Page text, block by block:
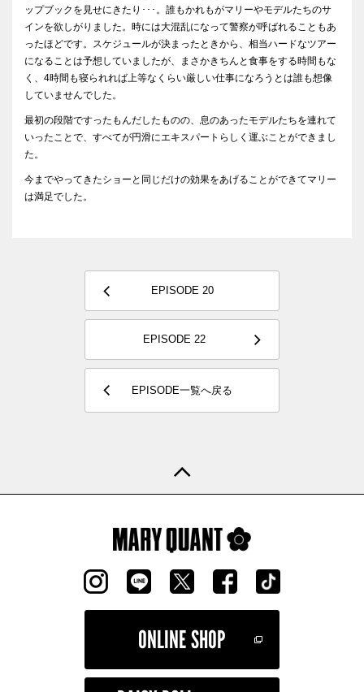
ップブックを見せにきたり･･･。誰もかれもがマリーやモデルたちのサ
インを欲しがりました。時には大混乱になって警察が呼ばれることもあ
ったほどです。スケジュールが決まったときから、相当ハードなツアー
になることは予想していましたが、まさかきちんと食事をする時間もな
く、4時間も寝られれば上等なくらい厳しい仕事になろうとは誰も想像
していませんでした。
最初の段階ですったもんだしたものの、息のあったモデルたちを連れて
いったことで、すべてが円滑にエキスパートらしく運ぶことができまし
た。
今までやってきたショーと同じだけの効果をあげることができてマリー
は満足でした。
EPISODE 20
EPISODE 22
EPISODE一覧へ戻る
ONLINE SHOP